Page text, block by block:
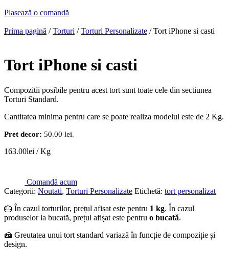
Plasează o comandă
Prima pagină /Torturi /Torturi Personalizate / Tort iPhone si casti
Tort iPhone si casti
Compozitii posibile pentru acest tort sunt toate cele din sectiunea
Torturi Standard.
Cantitatea minima pentru care se poate realiza modelul este de 2 Kg.
Pret decor: 50.00 lei.
163.00lei / Kg
Comandă acum
Categorii: Noutati, Torturi Personalizate Etichetă: tort personalizat
🎂 În cazul torturilor, prețul afișat este pentru 1 kg. În cazul
produselor la bucată, prețul afișat este pentru o bucată.
🍰 Greutatea unui tort standard variază în funcție de compoziție și
design.